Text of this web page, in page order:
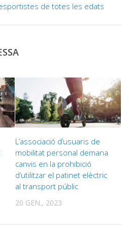
de totes les edats
L’associació d’usuaris de
mobilitat personal demana
canvis en la prohibició
d’utilitzar el patinet elèctric
al transport públic
20 GEN., 2023